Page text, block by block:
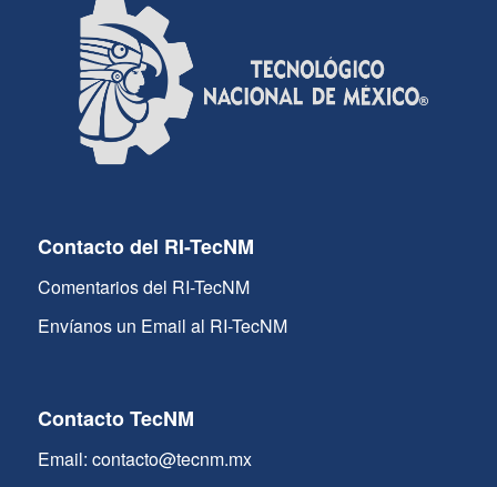
Contacto del RI-TecNM
Comentarios del RI-TecNM
Envíanos un Email al RI-TecNM
Contacto TecNM
Email: contacto@tecnm.mx